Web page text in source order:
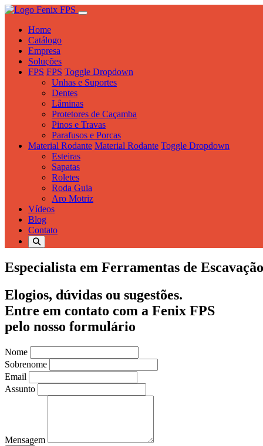
Home
Catálogo
Empresa
Soluções
FPS FPS Toggle Dropdown
Unhas e Suportes
Dentes
Lâminas
Protetores de Caçamba
Pinos e Travas
Parafusos e Porcas
Material Rodante Material Rodante Toggle Dropdown
Esteiras
Sapatas
Roletes
Roda Guia
Aro Motriz
Vídeos
Blog
Contato
Especialista em Ferramentas de
Elogios, dúvidas ou sugestões.
Entre em contato com a Fenix FPS
pelo nosso formulário
Nome
Sobrenome
Email
Assunto
Mensagem